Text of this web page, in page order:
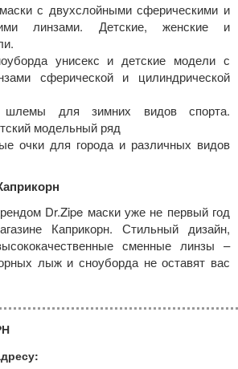
с двухслойными сферическими и
линзами. Детские, женские и
унисекс и детские модели с
сферической и цилиндрической
шлемы для зимних видов спорта.
модельный ряд
очки для города и различных видов
Dr.Zipe маски уже не первый год
Каприкорн. Стильный дизайн,
сменные линзы –
лыж и сноуборда не оставят вас